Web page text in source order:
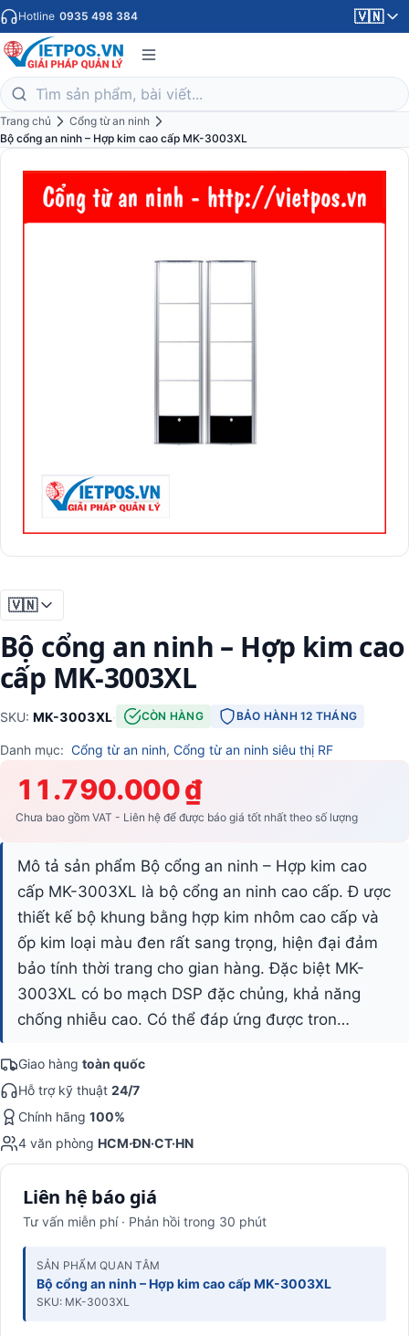
Hotline 0935 498 384 🇻🇳
Trang chủ
Cổng từ an ninh
Bộ cổng an ninh – Hợp kim cao cấp MK-3003XL
🇻🇳
Bộ cổng an ninh – Hợp kim cao
cấp MK-3003XL
SKU: MK-3003XL· CÒN HÀNG BẢO HÀNH 12 THÁNG
Danh mục: Cổng từ an ninh, Cổng từ an ninh siêu thị RF
11.790.000 ₫
Chưa bao gồm VAT - Liên hệ để được báo giá tốt nhất theo số lượng
Mô tả sản phẩm Bộ cổng an ninh – Hợp kim cao
cấp MK-3003XL là bộ cổng an ninh cao cấp. Đ ược
thiết kế bộ khung bằng hợp kim nhôm cao cấp và
ốp kim loại màu đen rất sang trọng, hiện đại đảm
bảo tính thời trang cho gian hàng. Đặc biệt MK-
3003XL có bo mạch DSP đặc chủng, khả năng
chống nhiễu cao. Có thể đáp ứng được tron…
Giao hàng toàn quốc
Hỗ trợ kỹ thuật 24/7
Chính hãng 100%
4 văn phòng HCM·ĐN·CT·HN
Liên hệ báo giá
Tư vấn miễn phí · Phản hồi trong 30 phút
SẢN PHẨM QUAN TÂM
Bộ cổng an ninh – Hợp kim cao cấp MK-3003XL
SKU: MK-3003XL